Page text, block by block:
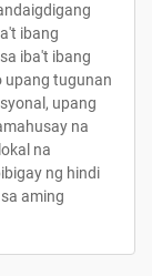
ibang
iba't ibang
upang tugunan
upang
na
na
ng hindi
aming